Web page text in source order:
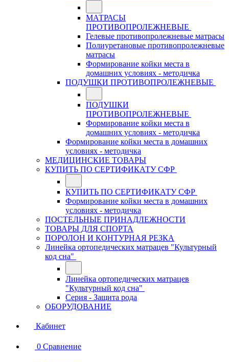
МАТРАСЫ
ПРОТИВОПРОЛЕЖНЕВЫЕ
Гелевые противопролежневые матрасы
Полиуретановые противопролежневые
матрасы
Формирование койки места в
домашних условиях - методичка
ПОДУШКИ ПРОТИВОПРОЛЕЖНЕВЫЕ
ПОДУШКИ
ПРОТИВОПРОЛЕЖНЕВЫЕ
Формирование койки места в
домашних условиях - методичка
Формирование койки места в домашних
условиях - методичка
МЕДИЦИНСКИЕ ТОВАРЫ
КУПИТЬ ПО СЕРТИФИКАТУ СФР
КУПИТЬ ПО СЕРТИФИКАТУ СФР
Формирование койки места в домашних
условиях - методичка
ПОСТЕЛЬНЫЕ ПРИНАДЛЕЖНОСТИ
ТОВАРЫ ДЛЯ СПОРТА
ПОРОЛОН И КОНТУРНАЯ РЕЗКА
Линейка ортопедических матрацев "Культурный
код сна"
Линейка ортопедических матрацев
"Культурный код сна"
Серия - Защита рода
ОБОРУДОВАНИЕ
Кабинет
0 Сравнение